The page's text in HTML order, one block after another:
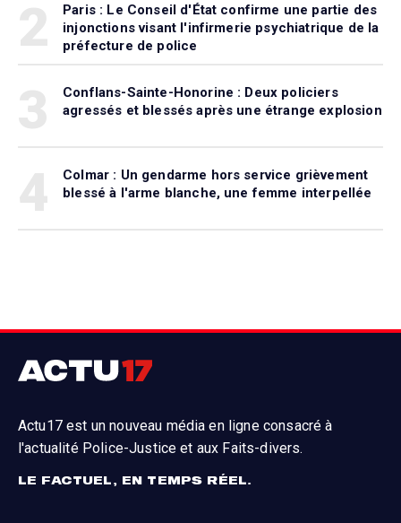
Paris : Le Conseil d'État confirme une partie des
injonctions visant l'infirmerie psychiatrique de la
préfecture de police
Conflans-Sainte-Honorine : Deux policiers
agressés et blessés après une étrange explosion
Colmar : Un gendarme hors service grièvement
blessé à l'arme blanche, une femme interpellée
Actu17 est un nouveau média en ligne consacré à
l'actualité Police-Justice et aux Faits-divers.
LE FACTUEL, EN TEMPS RÉEL.